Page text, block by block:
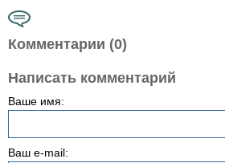
Комментарии (0)
Написать комментарий
Ваше имя:
Ваш e-mail: